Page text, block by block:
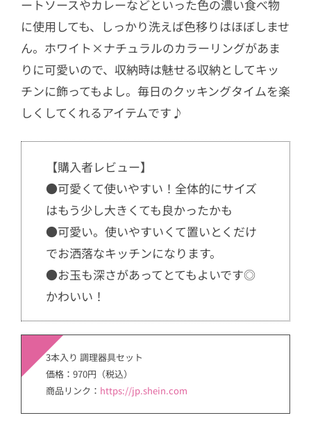
ートソースやカレーなどといった色の濃い食べ物
に使用しても、しっかり洗えば色移りはほぼしませ
ん。ホワイト×ナチュラルのカラーリングがあま
りに可愛いので、収納時は魅せる収納としてキッ
チンに飾ってもよし。毎日のクッキングタイムを楽
しくしてくれるアイテムです♪
【購入者レビュー】
●可愛くて使いやすい！全体的にサイズ
はもう少し大きくても良かったかも
●可愛い。使いやすいくて置いとくだけ
でお洒落なキッチンになります。
●お玉も深さがあってとてもよいです◎
かわいい！
3本入り 調理器具セット
価格：970円（税込）
商品リンク： https://jp.shein.com